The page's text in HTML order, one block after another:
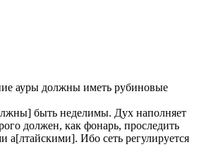
ауры должны иметь рубиновые
быть неделимы. Дух наполняет
должен, как фонарь, проследить
Ибо сеть регулируется